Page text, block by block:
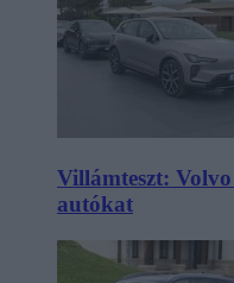
Villámteszt:
autókat